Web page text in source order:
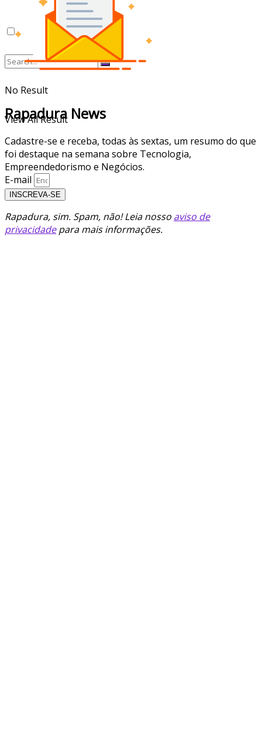
No Result
View All Result
Rapadura News
Cadastre-se e receba, todas às sextas, um resumo do que
foi destaque na semana sobre Tecnologia,
Empreendedorismo e Negócios.
E-mail
INSCREVA-SE
Rapadura, sim. Spam, não! Leia nosso aviso de
privacidadepara mais informações.